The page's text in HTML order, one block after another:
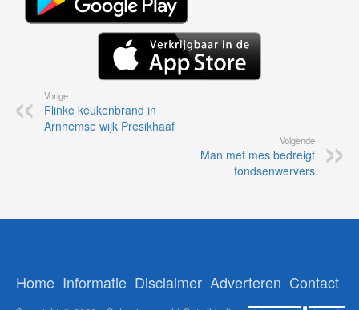
Vorige
Flinke keukenbrand in
Arnhemse wijk Presikhaaf
Volgende
Man met mes bedreigt
fondsenwervers
Home Informatie Disclaimer Adverteren Contact